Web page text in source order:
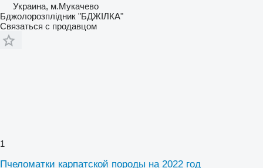
Украина, м.Мукачево
Бджолорозплідник "БДЖІЛКА"
Связаться с продавцом
1
Пчеломатки карпатской породы на 2022 год